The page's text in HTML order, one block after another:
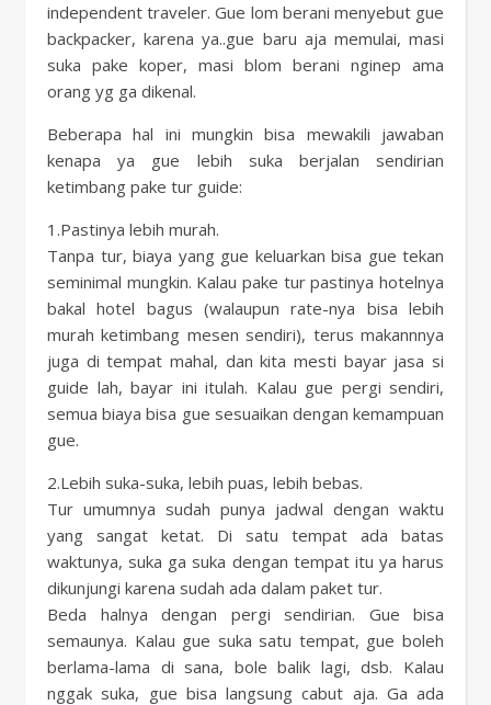
independent traveler. Gue lom berani menyebut gue
backpacker, karena ya..gue baru aja memulai, masi
suka pake koper, masi blom berani nginep ama
orang yg ga dikenal.
Beberapa hal ini mungkin bisa mewakili jawaban
kenapa ya gue lebih suka berjalan sendirian
ketimbang pake tur guide:
1.Pastinya lebih murah.
Tanpa tur, biaya yang gue keluarkan bisa gue tekan
seminimal mungkin. Kalau pake tur pastinya hotelnya
bakal hotel bagus (walaupun rate-nya bisa lebih
murah ketimbang mesen sendiri), terus makannnya
juga di tempat mahal, dan kita mesti bayar jasa si
guide lah, bayar ini itulah. Kalau gue pergi sendiri,
semua biaya bisa gue sesuaikan dengan kemampuan
gue.
2.Lebih suka-suka, lebih puas, lebih bebas.
Tur umumnya sudah punya jadwal dengan waktu
yang sangat ketat. Di satu tempat ada batas
waktunya, suka ga suka dengan tempat itu ya harus
dikunjungi karena sudah ada dalam paket tur.
Beda halnya dengan pergi sendirian. Gue bisa
semaunya. Kalau gue suka satu tempat, gue boleh
berlama-lama di sana, bole balik lagi, dsb. Kalau
nggak suka, gue bisa langsung cabut aja. Ga ada